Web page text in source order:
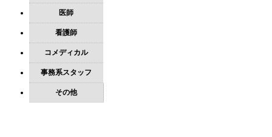
医師
看護師
コメディカル
事務系スタッフ
その他